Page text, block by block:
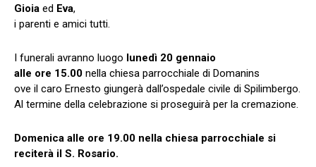
Gioia ed Eva,
i parenti e amici tutti.
I funerali avranno luogo lunedì 20 gennaio
alle ore 15.00 nella chiesa parrocchiale di Domanins
ove il caro Ernesto giungerà dall’ospedale civile di Spilimbergo.
Al termine della celebrazione si proseguirà per la cremazione.
Domenica alle ore 19.00 nella chiesa parrocchiale si
reciterà il S. Rosario.